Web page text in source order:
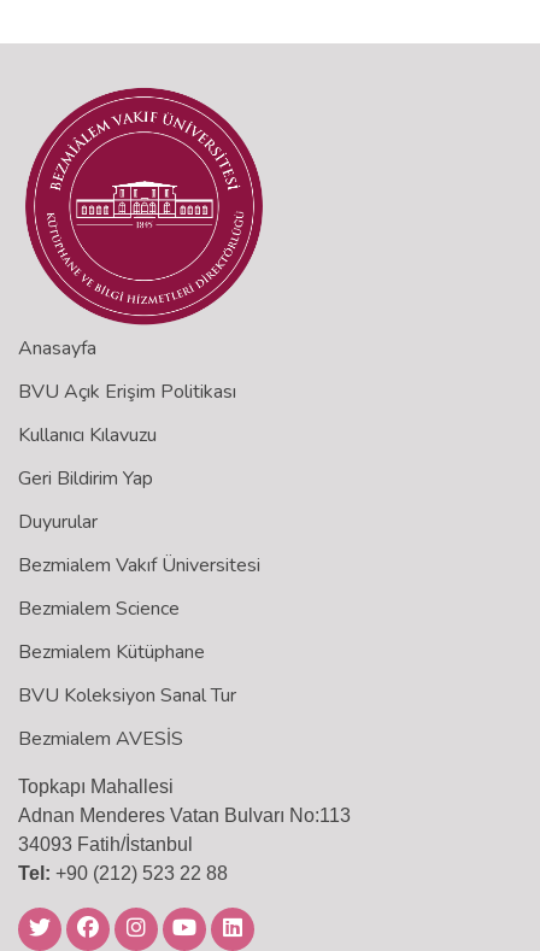
Anasayfa
BVU Açık Erişim Politikası
Kullanıcı Kılavuzu
Geri Bildirim Yap
Duyurular
Bezmialem Vakıf Üniversitesi
Bezmialem Science
Bezmialem Kütüphane
BVU Koleksiyon Sanal Tur
Bezmialem AVESİS
Topkapı Mahallesi
Adnan Menderes Vatan Bulvarı No:113
34093 Fatih/İstanbul
Tel: +90 (212) 523 22 88